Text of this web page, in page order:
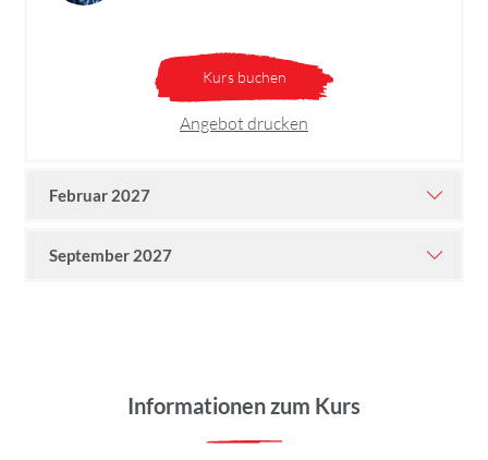
Kurs buchen
Angebot drucken
Februar 2027
September 2027
Informationen zum Kurs